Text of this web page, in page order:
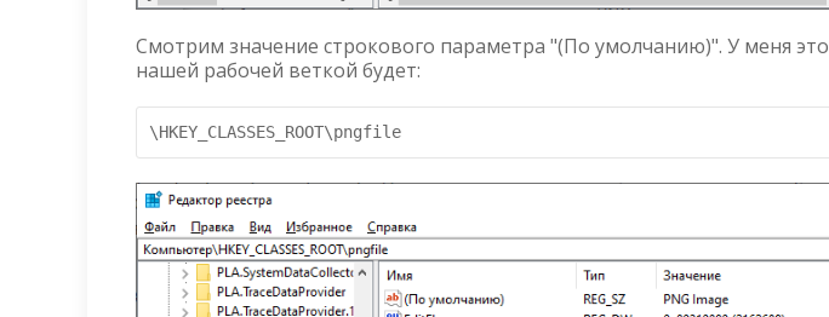
Смотрим значение строкового параметра "(По умолчанию)". У меня это
нашей рабочей веткой будет:
\HKEY_CLASSES_ROOT\pngfile